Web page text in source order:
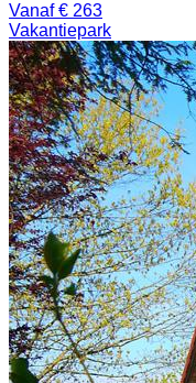
Vanaf € 263
Vakantiepark